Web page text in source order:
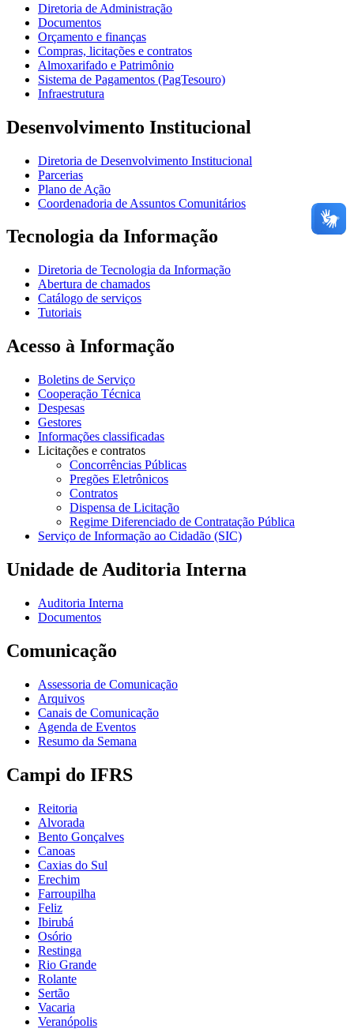
Diretoria de Administração
Documentos
Orçamento e finanças
Compras, licitações e contratos
Almoxarifado e Patrimônio
Sistema de Pagamentos (PagTesouro)
Infraestrutura
Desenvolvimento Institucional
Diretoria de Desenvolvimento Institucional
Parcerias
Plano de Ação
Coordenadoria de Assuntos Comunitários
Tecnologia da Informação
Diretoria de Tecnologia da Informação
Abertura de chamados
Catálogo de serviços
Tutoriais
Acesso à Informação
Boletins de Serviço
Cooperação Técnica
Despesas
Gestores
Informações classificadas
Licitações e contratos
Concorrências Públicas
Pregões Eletrônicos
Contratos
Dispensa de Licitação
Regime Diferenciado de Contratação Pública
Serviço de Informação ao Cidadão (SIC)
Unidade de Auditoria Interna
Auditoria Interna
Documentos
Comunicação
Assessoria de Comunicação
Arquivos
Canais de Comunicação
Agenda de Eventos
Resumo da Semana
Campi do IFRS
Reitoria
Alvorada
Bento Gonçalves
Canoas
Caxias do Sul
Erechim
Farroupilha
Feliz
Ibirubá
Osório
Restinga
Rio Grande
Rolante
Sertão
Vacaria
Veranópolis